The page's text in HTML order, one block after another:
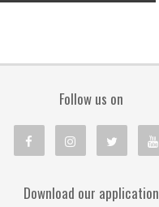
Follow us on
Download our application